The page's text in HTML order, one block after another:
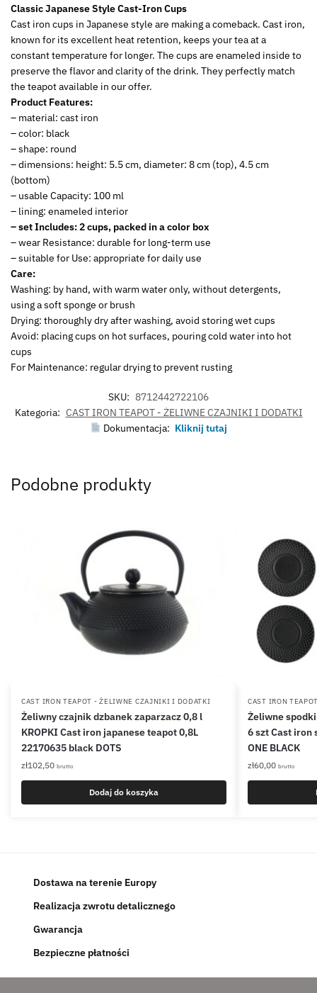
Classic Japanese Style Cast-Iron Cups
Cast iron cups in Japanese style are making a comeback. Cast iron,
known for its excellent heat retention, keeps your tea at a
constant temperature for longer. The cups are enameled inside to
preserve the flavor and clarity of the drink. They perfectly match
the teapot available in our offer.
Product Features:
– material: cast iron
– color: black
– shape: round
– dimensions: height: 5.5 cm, diameter: 8 cm (top), 4.5 cm
(bottom)
– usable Capacity: 100 ml
– lining: enameled interior
– set Includes: 2 cups, packed in a color box
– wear Resistance: durable for long-term use
– suitable for Use: appropriate for daily use
Care:
Washing: by hand, with warm water only, without detergents,
using a soft sponge or brush
Drying: thoroughly dry after washing, avoid storing wet cups
Avoid: placing cups on hot surfaces, pouring cold water into hot
cups
For Maintenance: regular drying to prevent rusting
SKU: 8712442722106
Kategoria: CAST IRON TEAPOT - ŻELIWNE CZAJNIKI I DODATKI
Dokumentacja: Kliknij tutaj
Podobne produkty
CAST IRON TEAPOT - ŻELIWNE CZAJNIKI I DODATKI
Żeliwny czajnik dzbanek zaparzacz 0,8 l
KROPKI Cast iron japanese teapot 0,8L
22170635 black DOTS
zł102,50 brutto
Dodaj do koszyka
CAST IRON
Żeliwne
6 szt Cast iron
ONE BLACK
zł60,00 brutto
Dostawa na terenie Europy
Realizacja zwrotu detalicznego
Gwarancja
Bezpieczne płatności